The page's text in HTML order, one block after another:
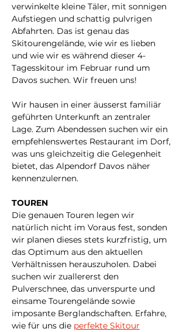
verwinkelte kleine Täler, mit sonnigen
Aufstiegen und schattig pulvrigen
Abfahrten. Das ist genau das
Skitourengelände, wie wir es lieben
und wie wir es während dieser 4-
Tagesskitour im Februar rund um
Davos suchen. Wir freuen uns!
Wir hausen in einer äusserst familiär
geführten Unterkunft an zentraler
Lage. Zum Abendessen suchen wir ein
empfehlenswertes Restaurant im Dorf,
was uns gleichzeitig die Gelegenheit
bietet, das Alpendorf Davos näher
kennenzulernen.
TOUREN
Die genauen Touren legen wir
natürlich nicht im Voraus fest, sonden
wir planen dieses stets kurzfristig, um
das Optimum aus den aktuellen
Verhältnissen herauszuholen. Dabei
suchen wir zuallererst den
Pulverschnee, das unverspurte und
einsame Tourengelände sowie
imposante Berglandschaften. Erfahre,
wie für uns die perfekte Skitour